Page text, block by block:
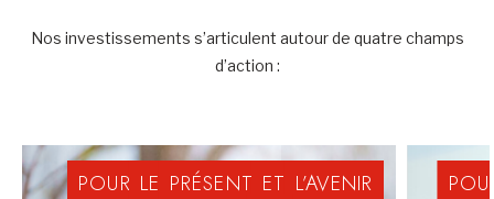
Nos investissements s’articulent autour de quatre champs
d’action :
POUR LE PRÉSENT ET L’AVENIR